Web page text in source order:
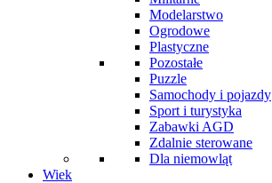
Modelarstwo
Ogrodowe
Plastyczne
Pozostałe
Puzzle
Samochody i pojazdy
Sport i turystyka
Zabawki AGD
Zdalnie sterowane
Dla niemowląt
Wiek